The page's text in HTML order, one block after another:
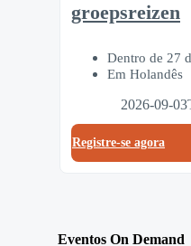
groepsreizen
Dentro de 27
Em Holandês
2026-09-
Registre-se agora
Eventos On Demand